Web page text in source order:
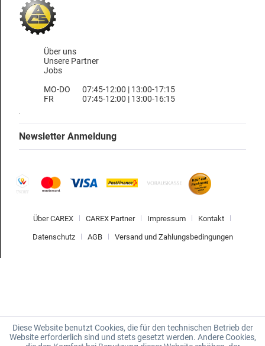
Über uns
Unsere Partner
Jobs
MO-DO
FR
07:45-12:00 | 13:00-17:15
07:45-12:00 | 13:00-16:15
Newsletter Anmeldung
Über CAREX CAREX Partner Impressum Kontakt
Datenschutz AGB Versand und Zahlungsbedingungen
Diese Website benutzt Cookies, die für den technischen Betrieb der
Website erforderlich sind und stets gesetzt werden. Andere Cookies,